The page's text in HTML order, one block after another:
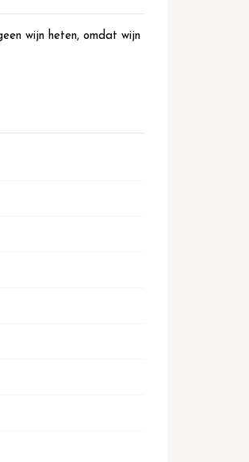
wijn heten, omdat wijn